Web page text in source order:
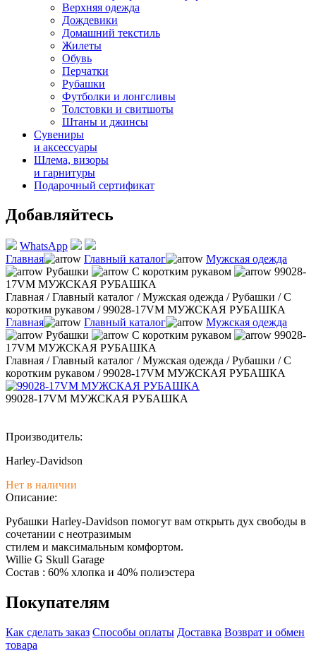
Верхняя одежда
Дождевики
Домашний текстиль
Жилеты
Обувь
Перчатки
Рубашки
Футболки и лонгсливы
Толстовки и свитшоты
Штаны и джинсы
Сувениры
и аксессуары
Шлема, визоры
и гарнитуры
Подарочный сертификат
Добавляйтесь
WhatsApp
Главная
Главный каталог
Мужская одежда
Рубашки
С коротким рукавом
99028-
17VM МУЖСКАЯ РУБАШКА
Главная /Главный каталог /Мужская одежда /Рубашки /С
коротким рукавом /99028-17VM МУЖСКАЯ РУБАШКА
Главная
Главный каталог
Мужская одежда
Рубашки
С коротким рукавом
99028-
17VM МУЖСКАЯ РУБАШКА
Главная /Главный каталог /Мужская одежда /Рубашки /С
коротким рукавом /99028-17VM МУЖСКАЯ РУБАШКА
99028-17VM МУЖСКАЯ РУБАШКА
Производитель:
Harley-Davidson
Нет в наличии
Описание:
Рубашки Harley-Davidson помогут вам открыть дух свободы в
сочетании с неотразимым
стилем и максимальным комфортом.
Willie G Skull Garage
Состав : 60% хлопка и 40% полиэстера
Покупателям
Как сделать заказ Способы оплаты Доставка Возврат и обмен
товара